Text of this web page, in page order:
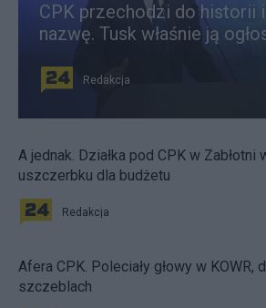
CPK przechodzi do historii
nazwę. Tusk właśnie ją
Redakcja
A jednak. Działka pod CPK w Zabłotni
uszczerbku dla budżetu
Redakcja
Afera CPK. Poleciały głowy w KOWR,
szczeblach